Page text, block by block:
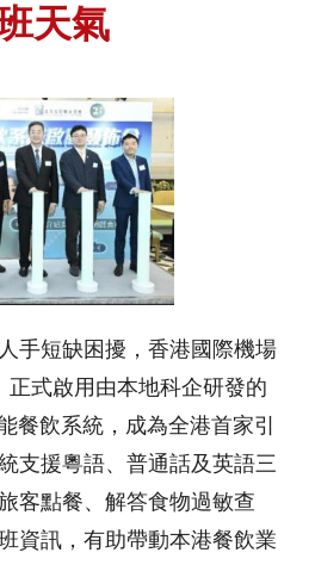
天氣
手短缺困擾，香港國際機場
正式啟用由本地科企研發的
餐飲系統，成為全港首家引
支援粵語、普通話及英語三
客點餐、解答食物過敏查
資訊，有助帶動本港餐飲業